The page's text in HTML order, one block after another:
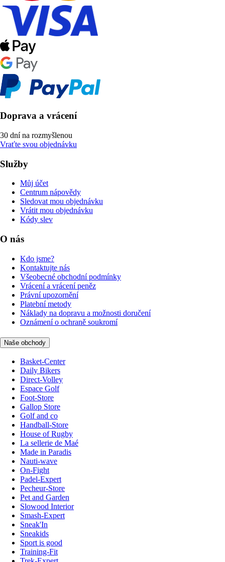
Doprava a vrácení
30 dní na rozmyšlenou
Vraťte svou objednávku
Služby
Můj účet
Centrum nápovědy
Sledovat mou objednávku
Vrátit mou objednávku
Kódy slev
O nás
Kdo jsme?
Kontaktujte nás
Všeobecné obchodní podmínky
Vrácení a vrácení peněz
Právní upozornění
Platební metody
Náklady na dopravu a možnosti doručení
Oznámení o ochraně soukromí
Naše obchody
Basket-Center
Daily Bikers
Direct-Volley
Espace Golf
Foot-Store
Gallop Store
Golf and co
Handball-Store
House of Rugby
La sellerie de Maé
Made in Paradis
Nauti-wave
On-Fight
Padel-Expert
Pecheur-Store
Pet and Garden
Slowood Interior
Smash-Expert
Sneak'In
Sneakids
Sport is good
Training-Fit